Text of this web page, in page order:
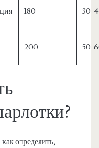
180 30-
200 50-
определить,